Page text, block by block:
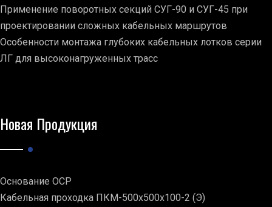
Применение поворотных секций СУГ-90 и СУГ-45 при
проектировании сложных кабельных маршрутов
Особенности монтажа глубоких кабельных лотков серии
ЛГ для высоконагруженных трасс
Новая Продукция
Основание ОСР
Кабельная проходка ПКМ-500х500х100-2 (Э)